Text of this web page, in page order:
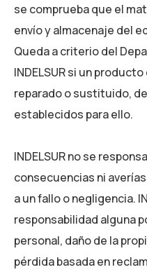
se comprueba que el
envío y almacenaje del
Queda a criterio del
INDELSUR si un
reparado o sustituido,
establecidos para ello.
INDELSUR no se
consecuencias ni
a un fallo o negligencia.
responsabilidad alguna
personal, daño de la
pérdida basada en